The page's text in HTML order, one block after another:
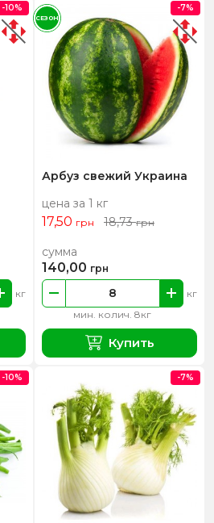
кг
-10%
Арбуз свежий Украина
цена за 1 кг
17,50 грн 18,73грн
мин. колич. 8кг
кг
сумма
140,00 грн
Купить
-7%
СЕЗОН
-10% -7%